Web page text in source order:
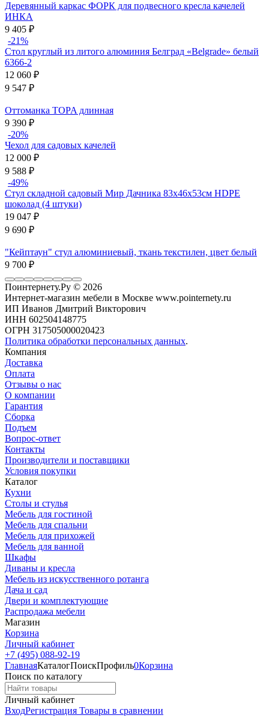
Деревянный каркас ФОРК для подвесного кресла качелей
ИНКА
9 405 ₽
-21%
Стол круглый из литого алюминия Белград «Belgrade» белый
6366-2
12 060 ₽
9 547 ₽
Оттоманка TOPA длинная
9 390 ₽
-20%
Чехол для садовых качелей
12 000 ₽
9 588 ₽
-49%
Стул складной садовый Мир Дачника 83x46x53см HDPE
шоколад (4 штуки)
19 047 ₽
9 690 ₽
"Кейптаун" стул алюминиевый, ткань текстилен, цвет белый
9 700 ₽
Поинтернету.Ру © 2026
Интернет-магазин мебели в Москве www.pointernety.ru
ИП Иванов Дмитрий Викторович
ИНН 602504148775
ОГРН 317505000020423
Политика обработки персональных данных.
Компания
Доставка
Оплата
Отзывы о нас
О компании
Гарантия
Сборка
Подъем
Вопрос-ответ
Контакты
Производители и поставщики
Условия покупки
Каталог
Кухни
Столы и стулья
Мебель для гостиной
Мебель для спальни
Мебель для прихожей
Мебель для ванной
Шкафы
Диваны и кресла
Мебель из искусственного ротанга
Дача и сад
Двери и комплектующие
Распродажа мебели
Магазин
Корзина
Личный кабинет
+7 (495) 088-92-19
ГлавнаяКаталогПоискПрофиль0Корзина
Поиск по каталогу
Личный кабинет
ВходРегистрация Товары в сравнении